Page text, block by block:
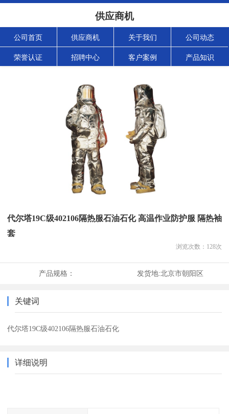
供应商机
公司首页 供应商机 关于我们 公司动态
荣誉认证 招聘中心 客户案例 产品知识
代尔塔19C级402106隔热服石油石化 高温作业防护服 隔热袖
套
浏览次数： 128次
产品规格： 发货地:北京市朝阳区
关键词
代尔塔19C级402106隔热服石油石化
详细说明